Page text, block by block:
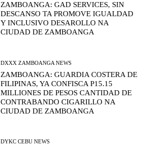
ZAMBOANGA: GAD SERVICES, SIN
DESCANSO TA PROMOVE IGUALDAD
Y INCLUSIVO DESAROLLO NA
CIUDAD DE ZAMBOANGA
DXXX ZAMBOANGA NEWS
ZAMBOANGA: GUARDIA COSTERA DE
FILIPINAS, YA CONFISCA P15.15
MILLIONES DE PESOS CANTIDAD DE
CONTRABANDO CIGARILLO NA
CIUDAD DE ZAMBOANGA
DYKC CEBU NEWS